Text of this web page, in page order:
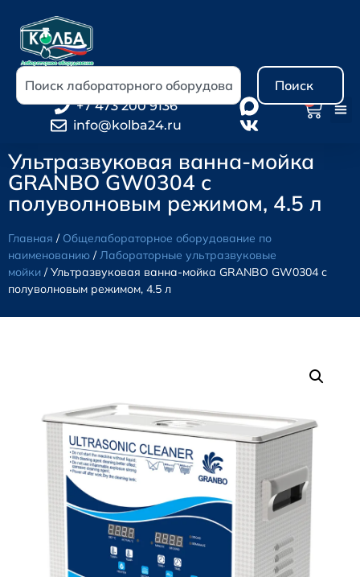
Поиск
+7 473 200 9136
info@kolba24.ru
Ультразвуковая ванна-мойка
GRANBO GW0304 с
полуволновым режимом, 4.5 л
Главная / Общелабораторное оборудование по
наименованию /Лабораторные ультразвуковые
мойки / Ультразвуковая ванна-мойка GRANBO GW0304 с
полуволновым режимом, 4.5 л